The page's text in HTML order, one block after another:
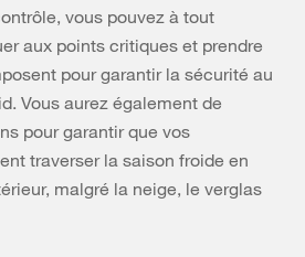
vous pouvez à tout
aux points critiques et prendre
pour garantir la sécurité au
Vous aurez également de
pour garantir que vos
traverser la saison froide en
malgré la neige, le verglas